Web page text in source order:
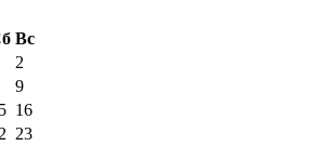
Вс
2
9
16
23